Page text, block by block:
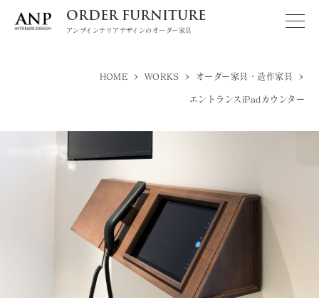
ORDER FURNITURE
アンプインテリアデザインのオーダー家具
HOME > WORKS > オーダー家具・造作家具 >
エントランスiPadカウンター